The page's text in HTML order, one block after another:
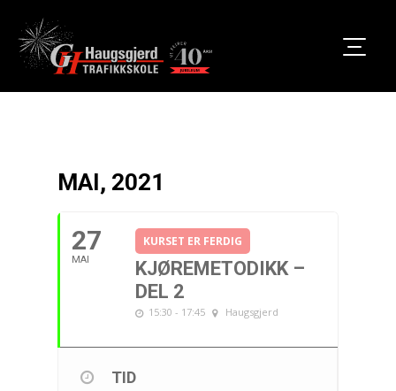
MAI, 2021
27
MAI
KURSET ER FERDIG
KJØREMETODIKK –
DEL 2
15:30 - 17:45 Haugsgjerd
TID